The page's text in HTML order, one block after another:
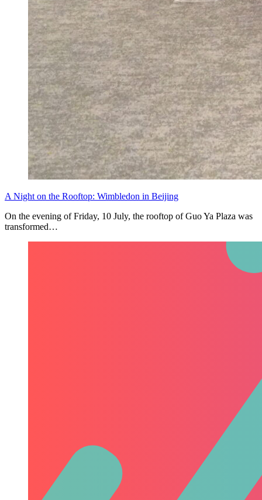
A Night on the Rooftop: Wimbledon in Beijing
On the evening of Friday, 10 July, the rooftop of Guo Ya Plaza was
transformed…